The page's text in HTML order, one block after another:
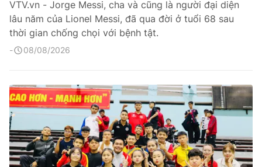
VTV.vn - Jorge Messi, cha và cũng là người đại diện
lâu năm của Lionel Messi, đã qua đời ở tuổi 68 sau
thời gian chống chọi với bệnh tật.
08/08/2026